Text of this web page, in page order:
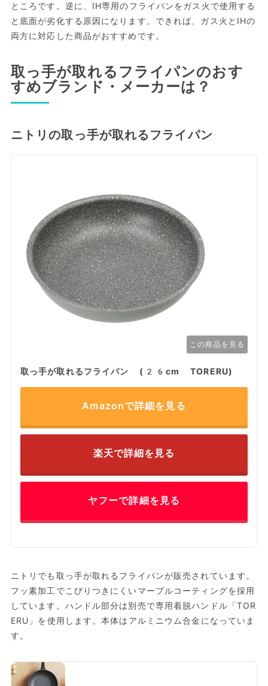
ところです。逆に、IH専用のフライパンをガス火で使用する
と底面が劣化する原因になります。できれば、ガス火とIHの
両方に対応した商品がおすすめです。
取っ手が取れるフライパンのおす
すめブランド・メーカーは？
ニトリの取っ手が取れるフライパン
この商品を見る
取っ手が取れるフライパン (26cm TORERU)
Amazonで詳細を見る
楽天で詳細を見る
ヤフーで詳細を見る
ニトリでも取っ手が取れるフライパンが販売されています。
フッ素加工でこびりつきにくいマーブルコーティングを採用
しています。ハンドル部分は別売で専用着脱ハンドル「TOR
ERU」を使用します。本体はアルミニウム合金になっていま
す。